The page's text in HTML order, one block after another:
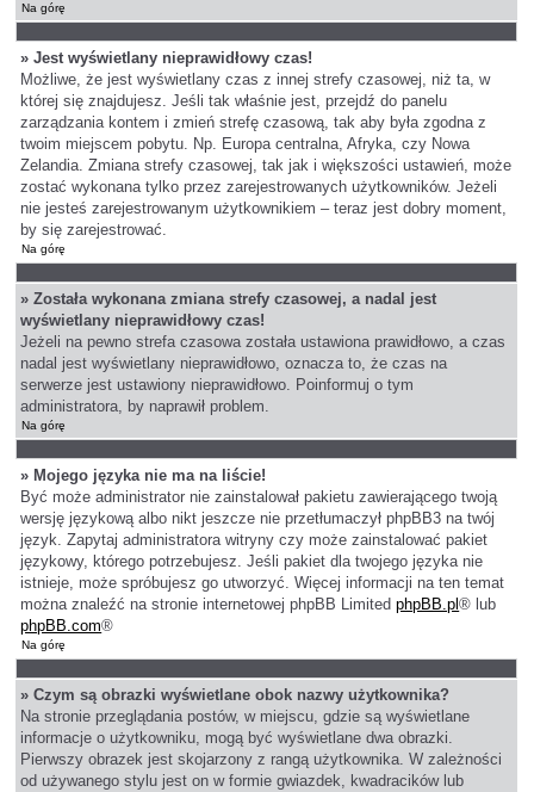
Na górę
» Jest wyświetlany nieprawidłowy czas!
Możliwe, że jest wyświetlany czas z innej strefy czasowej, niż ta, w
której się znajdujesz. Jeśli tak właśnie jest, przejdź do panelu
zarządzania kontem i zmień strefę czasową, tak aby była zgodna z
twoim miejscem pobytu. Np. Europa centralna, Afryka, czy Nowa
Zelandia. Zmiana strefy czasowej, tak jak i większości ustawień, może
zostać wykonana tylko przez zarejestrowanych użytkowników. Jeżeli
nie jesteś zarejestrowanym użytkownikiem – teraz jest dobry moment,
by się zarejestrować.
Na górę
» Została wykonana zmiana strefy czasowej, a nadal jest
wyświetlany nieprawidłowy czas!
Jeżeli na pewno strefa czasowa została ustawiona prawidłowo, a czas
nadal jest wyświetlany nieprawidłowo, oznacza to, że czas na
serwerze jest ustawiony nieprawidłowo. Poinformuj o tym
administratora, by naprawił problem.
Na górę
» Mojego języka nie ma na liście!
Być może administrator nie zainstalował pakietu zawierającego twoją
wersję językową albo nikt jeszcze nie przetłumaczył phpBB3 na twój
język. Zapytaj administratora witryny czy może zainstalować pakiet
językowy, którego potrzebujesz. Jeśli pakiet dla twojego języka nie
istnieje, może spróbujesz go utworzyć. Więcej informacji na ten temat
można znaleźć na stronie internetowej phpBB LimitedphpBB.pl® lub
phpBB.com®
Na górę
» Czym są obrazki wyświetlane obok nazwy użytkownika?
Na stronie przeglądania postów, w miejscu, gdzie są wyświetlane
informacje o użytkowniku, mogą być wyświetlane dwa obrazki.
Pierwszy obrazek jest skojarzony z rangą użytkownika. W zależności
od używanego stylu jest on w formie gwiazdek, kwadracików lub